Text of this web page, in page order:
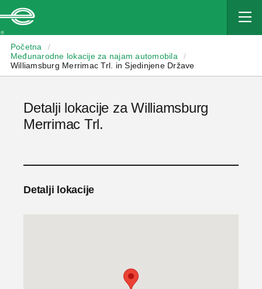
Početna
/
Međunarodne lokacije za najam automobila
/
Williamsburg Merrimac Trl. in Sjedinjene Države
Detalji lokacije za Williamsburg
Merrimac Trl.
Detalji lokacije